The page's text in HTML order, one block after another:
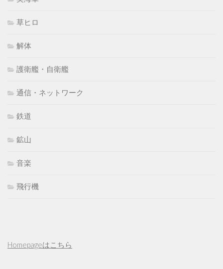
草ヒロ
解体
護衛艦・自衛艦
通信・ネットワーク
鉄道
鉱山
音楽
飛行機
Homepageはこちら